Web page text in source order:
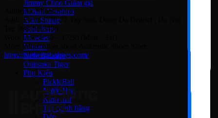
Jimmy Choo
Mihara Yasuhiro
Nike Stussy
Fred Perry
Moncler
Versace
New Balance
Onitsuka Tiger
Phụ Kiện
PickleBall
Nước Hoa
Kinh mắt
Túi chính hãng
Authentic Shoes Store
Add: Floor 4, 70-72 Tay Son, Dong Da District , Ha Noi
Tel: 098 4918486
Work time: 8:30 – 17:30 (Mon – Fri)
More information about Authentic Shoes Store
https://authentic-shoes.com/